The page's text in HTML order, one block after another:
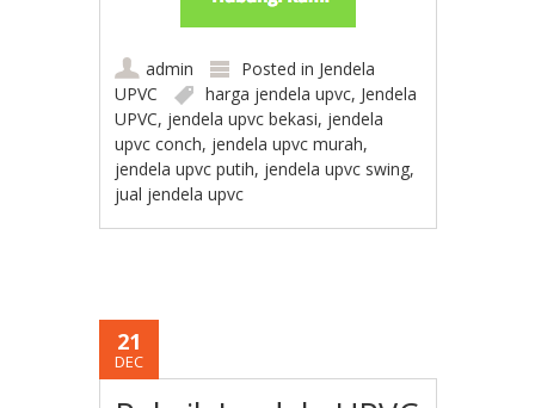
admin Posted in Jendela
UPVC
harga jendela upvc, Jendela
UPVC, jendela upvc bekasi, jendela
upvc conch, jendela upvc murah,
jendela upvc putih, jendela upvc swing,
jual jendela upvc
21
DEC